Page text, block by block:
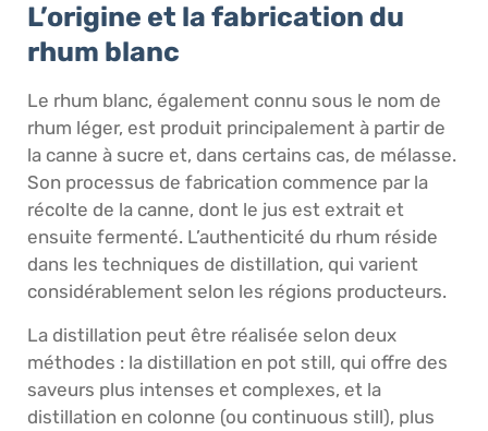
L’origine et la fabrication du
rhum blanc
Le rhum blanc, également connu sous le nom de
rhum léger, est produit principalement à partir de
la canne à sucre et, dans certains cas, de mélasse.
Son processus de fabrication commence par la
récolte de la canne, dont le jus est extrait et
ensuite fermenté. L’authenticité du rhum réside
dans les techniques de distillation, qui varient
considérablement selon les régions producteurs.
La distillation peut être réalisée selon deux
méthodes : la distillation en pot still, qui offre des
saveurs plus intenses et complexes, et la
distillation en colonne (ou continuous still), plus